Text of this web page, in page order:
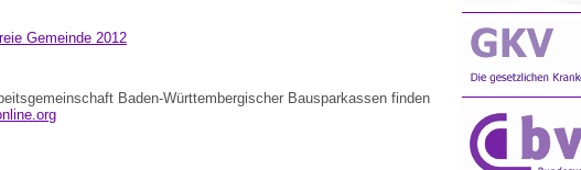
Gemeinde 2012
Baden-Württembergischer Bausparkassen finden